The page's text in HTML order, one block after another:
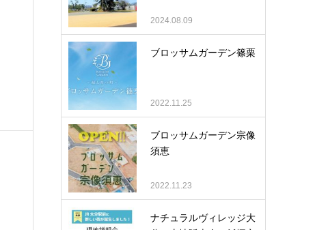
2024.08.09
ブロッサムガーデン篠栗
2022.11.25
ブロッサムガーデン宗像
須恵
2022.11.23
ナチュラルヴィレッジ大